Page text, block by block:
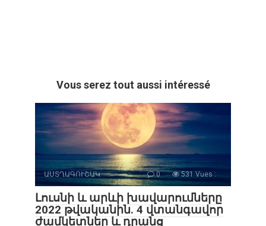
Vous serez tout aussi intéressé
ԱՍՏՂԱԳՈՒՇԱԿ 0 531 Vues :
Լուսնի և արևի խավարումները
2022 թվականին. 4 վտանգավոր
ժամկետներ և դրանց